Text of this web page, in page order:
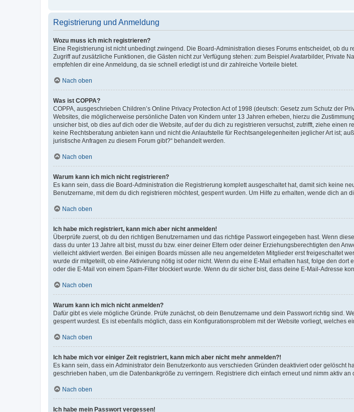
Registrierung und Anmeldung
Wozu muss ich mich registrieren?
Eine Registrierung ist nicht unbedingt zwingend. Die Board-Administration dieses Forums entscheidet, ob
Zugriff auf zusätzliche Funktionen, die Gästen nicht zur Verfügung stehen: zum Beispiel Avatarbilder, Private
empfehlen dir eine Anmeldung, da sie schnell erledigt ist und dir zahlreiche Vorteile bietet.
Nach oben
Was ist COPPA?
COPPA, ausgeschrieben Children’s Online Privacy Protection Act of 1998 (deutsch: Gesetz zum Schutz der
Websites, die möglicherweise persönliche Daten von Kindern unter 13 Jahren erheben, hierzu die
unsicher bist, ob dies auf dich oder die Website, auf der du dich zu registrieren versuchst, zutrifft, ziehe
keine Rechtsberatung anbieten kann und nicht die Anlaufstelle für Rechtsangelegenheiten jeglicher Art ist;
juristische Anfragen zu diesem Forum gibt?“ behandelt werden.
Nach oben
Warum kann ich mich nicht registrieren?
Es kann sein, dass die Board-Administration die Registrierung komplett ausgeschaltet hat, damit sich keine
Benutzername, mit dem du dich registrieren möchtest, gesperrt wurden. Um Hilfe zu erhalten, wende dich an
Nach oben
Ich habe mich registriert, kann mich aber nicht anmelden!
Überprüfe zuerst, ob du den richtigen Benutzernamen und das richtige Passwort eingegeben hast. Wenn
dass du unter 13 Jahre alt bist, musst du bzw. einer deiner Eltern oder deiner Erziehungsberechtigten den
vielleicht aktiviert werden. Bei einigen Boards müssen alle neu angemeldeten Mitglieder erst freigeschaltet
wurde dir mitgeteilt, ob eine Aktivierung nötig ist oder nicht. Wenn du eine E-Mail erhalten hast, folge den
oder die E-Mail von einem Spam-Filter blockiert wurde. Wenn du dir sicher bist, dass deine E-Mail-Adresse
Nach oben
Warum kann ich mich nicht anmelden?
Dafür gibt es viele mögliche Gründe. Prüfe zunächst, ob dein Benutzername und dein Passwort richtig sind.
gesperrt wurdest. Es ist ebenfalls möglich, dass ein Konfigurationsproblem mit der Website vorliegt, welches
Nach oben
Ich habe mich vor einiger Zeit registriert, kann mich aber nicht mehr anmelden?!
Es kann sein, dass ein Administrator dein Benutzerkonto aus verschieden Gründen deaktiviert oder gelöscht
geschrieben haben, um die Datenbankgröße zu verringern. Registriere dich einfach erneut und nimm aktiv an
Nach oben
Ich habe mein Passwort vergessen!